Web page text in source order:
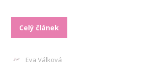
Celý článek
Eva Válková